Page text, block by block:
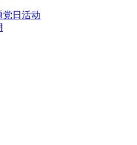
党日活动